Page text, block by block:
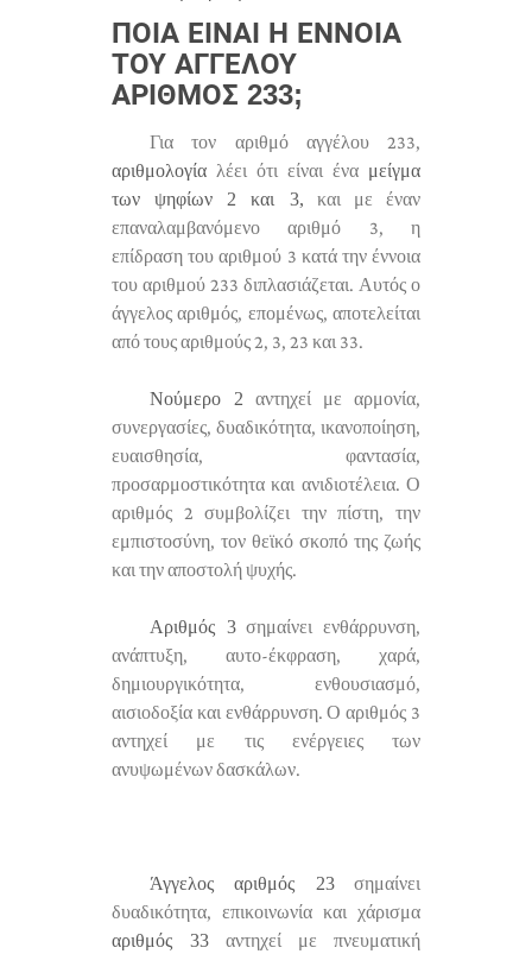
ΠΟΙΑ ΕΊΝΑΙ Η ΈΝΝΟΙΑ
ΤΟΥ ΑΓΓΈΛΟΥ
ΑΡΙΘΜΌΣ 233;
Για τον αριθμό αγγέλου 233,
αριθμολογία λέει ότι είναι ένα μείγμα
των ψηφίων 2 και 3, και με έναν
επαναλαμβανόμενο αριθμό 3, η
επίδραση του αριθμού 3 κατά την έννοια
του αριθμού 233 διπλασιάζεται. Αυτός ο
άγγελος αριθμός, επομένως, αποτελείται
από τους αριθμούς 2, 3, 23 και 33.
Νούμερο 2 αντηχεί με αρμονία,
συνεργασίες, δυαδικότητα, ικανοποίηση,
ευαισθησία, φαντασία,
προσαρμοστικότητα και ανιδιοτέλεια. Ο
αριθμός 2 συμβολίζει την πίστη, την
εμπιστοσύνη, τον θεϊκό σκοπό της ζωής
και την αποστολή ψυχής.
Αριθμός 3σημαίνει ενθάρρυνση,
ανάπτυξη, αυτο-έκφραση, χαρά,
δημιουργικότητα, ενθουσιασμό,
αισιοδοξία και ενθάρρυνση. Ο αριθμός 3
αντηχεί με τις ενέργειες των
ανυψωμένων δασκάλων.
Άγγελος αριθμός 23σημαίνει
δυαδικότητα, επικοινωνία και χάρισμα
αριθμός 33 αντηχεί με πνευματική